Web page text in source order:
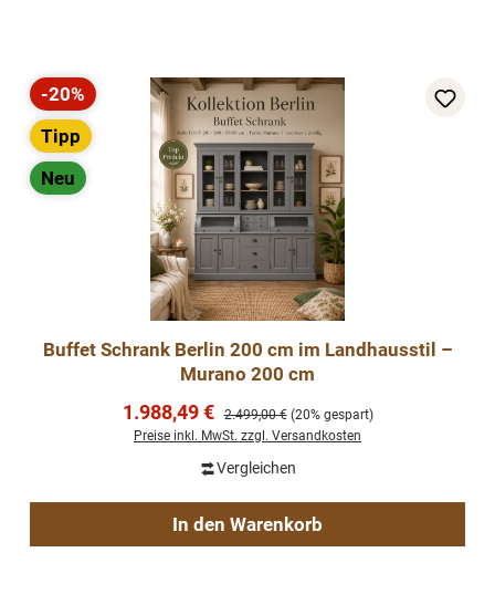
Rabatt
-20%
Tipp
Neu
Buffet Schrank Berlin 200 cm im Landhausstil –
Murano 200 cm
Verkaufspreis:
1.988,49 € Regulärer Preis:
2.499,00 € (20% gespart)
Preise inkl. MwSt. zzgl. Versandkosten
Vergleichen
In den Warenkorb